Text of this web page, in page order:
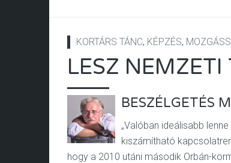
KORTÁRS TÁNC, KÉPZÉS,
LESZ
BESZÉLGETÉS
„Valóban ideálisabb
kiszámítható
hogy a 2010 utáni második Orbán-